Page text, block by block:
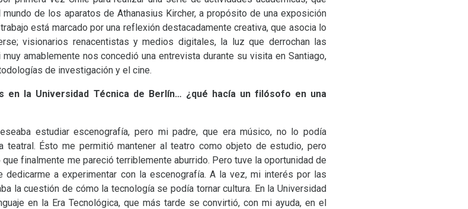
de los aparatos de Athanasius Kircher, a propósito de una exposición
está marcado por una reflexión destacadamente creativa, que asocia lo
visionarios renacentistas y medios digitales, la luz que derrochan las
amablemente nos concedió una entrevista durante su visita en Santiago,
de investigación y el cine.
en la Universidad Técnica de Berlín… ¿qué hacía un filósofo en una
estudiar escenografía, pero mi padre, que era músico, no lo podía
teatral. Ésto me permitió mantener al teatro como objeto de estudio, pero
finalmente me pareció terriblemente aburrido. Pero tuve la oportunidad de
dedicarme a experimentar con la escenografía. A la vez, mi interés por las
la cuestión de cómo la tecnología se podía tornar cultura. En la Universidad
en la Era Tecnológica, que más tarde se convirtió, con mi ayuda, en el